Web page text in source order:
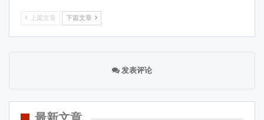
上篇文章 下篇文章
发表评论